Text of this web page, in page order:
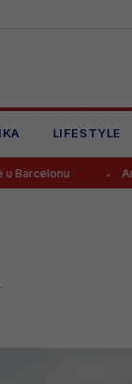
LIFESTYLE
Arsenal dovodi